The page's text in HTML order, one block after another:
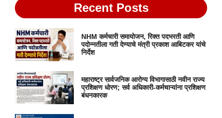
Recent Posts
NHM कर्मचारी समायोजन, रिक्त पदभरती आणि
पदोन्नतीला गती देण्याचे मंत्री प्रकाश आबिटकर यांचे
निर्देश
महाराष्ट्र सार्वजनिक आरोग्य विभागासाठी नवीन राज्य
प्रशिक्षण धोरण; सर्व अधिकारी-कर्मचाऱ्यांना प्रशिक्षण
बंधनकारक